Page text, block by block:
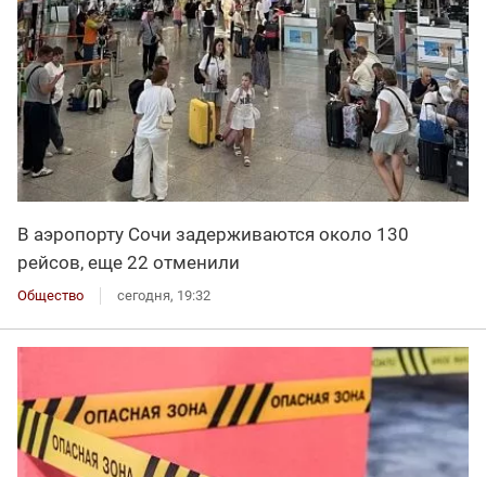
В аэропорту Сочи задерживаются около 130
рейсов, еще 22 отменили
Общество сегодня, 19:32